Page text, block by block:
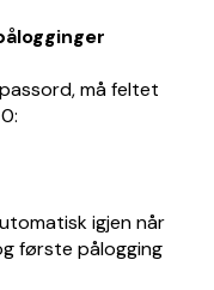
må feltet
igjen når
første pålogging